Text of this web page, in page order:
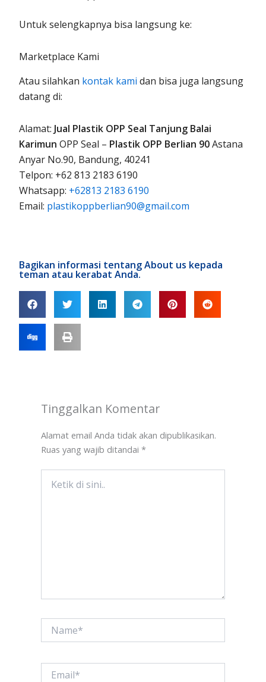
Untuk selengkapnya bisa langsung ke:
Marketplace Kami
Atau silahkan kontak kami dan bisa juga langsung
datang di:
Alamat: Jual Plastik OPP Seal Tanjung Balai
Karimun OPP Seal – Plastik OPP Berlian 90Astana
Anyar No.90, Bandung, 40241
Telpon: +62 813 2183 6190
Whatsapp: +62813 2183 6190
Email: plastikoppberlian90@gmail.com
Bagikan informasi tentang About us kepada
teman atau kerabat Anda.
Tinggalkan Komentar
Alamat email Anda tidak akan dipublikasikan.
Ruas yang wajib ditandai *